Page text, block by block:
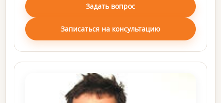
Задать вопрос
Записаться на консультацию